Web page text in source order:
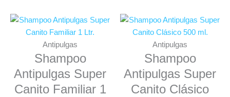
Antipulgas
Shampoo
Antipulgas Super
Canito Familiar 1
Antipulgas
Shampoo
Antipulgas Super
Canito Clásico